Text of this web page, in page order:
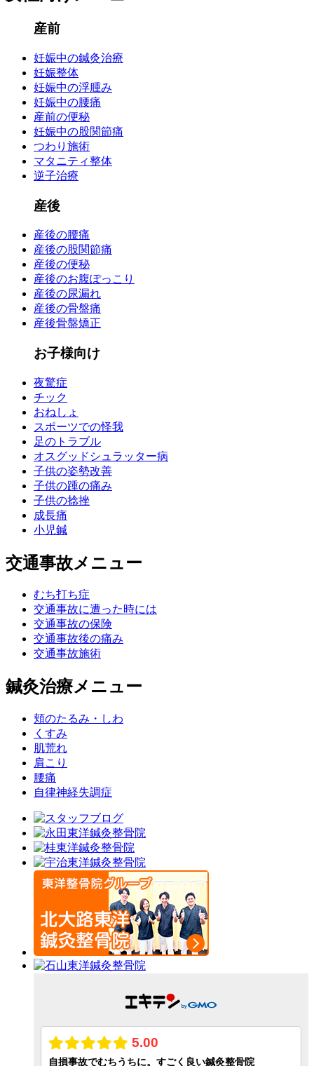
産前
妊娠中の鍼灸治療
妊娠整体
妊娠中の浮腫み
妊娠中の腰痛
産前の便秘
妊娠中の股関節痛
つわり施術
マタニティ整体
逆子治療
産後
産後の腰痛
産後の股関節痛
産後の便秘
産後のお腹ぽっこり
産後の尿漏れ
産後の骨盤痛
産後骨盤矯正
お子様向け
夜驚症
チック
おねしょ
スポーツでの怪我
足のトラブル
オスグッドシュラッター病
子供の姿勢改善
子供の踵の痛み
子供の捻挫
成長痛
小児鍼
交通事故メニュー
むち打ち症
交通事故に遭った時には
交通事故の保険
交通事故後の痛み
交通事故施術
鍼灸治療メニュー
頬のたるみ・しわ
くすみ
肌荒れ
肩こり
腰痛
自律神経失調症